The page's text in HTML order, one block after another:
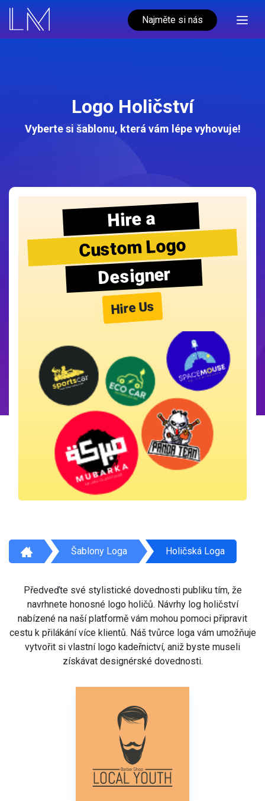
Najměte si nás
Logo Holičství
Vyberte si šablonu, která vám lépe vyhovuje!
Hire a
Custom Logo
Designer
Hire Us
Šablony Loga Holičská Loga
Předveďte své stylistické dovednosti publiku tím, že
navrhnete honosné logo holičů. Návrhy log holičství
nabízené na naší platformě vám mohou pomoci připravit
cestu k přilákání více klientů. Náš tvůrce loga vám umožňuje
vytvořit si vlastní logo kadeřnictví, aniž byste museli
získávat designérské dovednosti.